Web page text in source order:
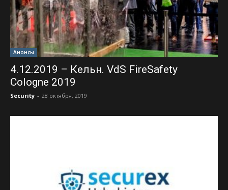
Анонсы
4.12.2019 – Кельн. VdS FireSafety
Cologne 2019
Security - 28 октября, 2019